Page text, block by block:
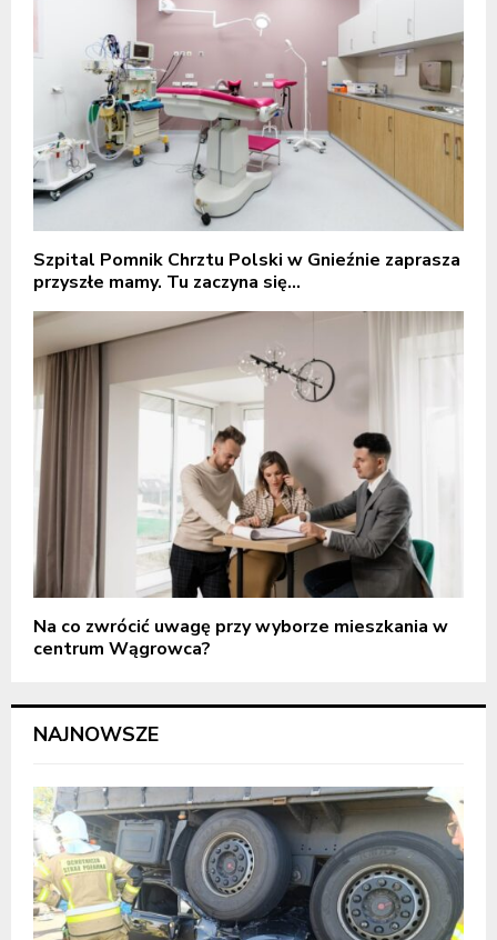
Szpital Pomnik Chrztu Polski w Gnieźnie zaprasza
przyszłe mamy. Tu zaczyna się...
Na co zwrócić uwagę przy wyborze mieszkania w
centrum Wągrowca?
NAJNOWSZE